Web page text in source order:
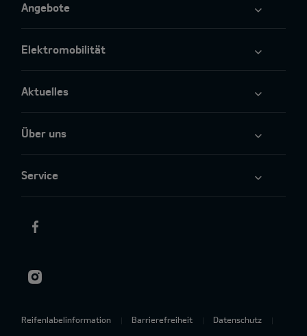
Angebote
Elektromobilität
Aktuelles
Über uns
Service
Reifenlabelinformation Barrierefreiheit Datenschutz